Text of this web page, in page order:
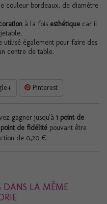
couleur bordeaux, de diamètre
à la fois esthétique car il
utilisé également pour faire des
centre de table.
Pinterest
gagner jusqu'à 1 point de
point de fidélité pouvant être
de 0,20 €.
DANS LA MÊME